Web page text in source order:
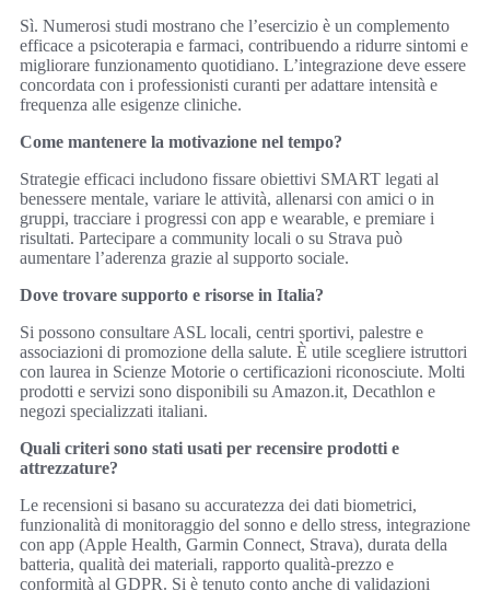
Sì. Numerosi studi mostrano che l’esercizio è un complemento
efficace a psicoterapia e farmaci, contribuendo a ridurre sintomi e
migliorare funzionamento quotidiano. L’integrazione deve essere
concordata con i professionisti curanti per adattare intensità e
frequenza alle esigenze cliniche.
Come mantenere la motivazione nel tempo?
Strategie efficaci includono fissare obiettivi SMART legati al
benessere mentale, variare le attività, allenarsi con amici o in
gruppi, tracciare i progressi con app e wearable, e premiare i
risultati. Partecipare a community locali o su Strava può
aumentare l’aderenza grazie al supporto sociale.
Dove trovare supporto e risorse in Italia?
Si possono consultare ASL locali, centri sportivi, palestre e
associazioni di promozione della salute. È utile scegliere istruttori
con laurea in Scienze Motorie o certificazioni riconosciute. Molti
prodotti e servizi sono disponibili su Amazon.it, Decathlon e
negozi specializzati italiani.
Quali criteri sono stati usati per recensire prodotti e
attrezzature?
Le recensioni si basano su accuratezza dei dati biometrici,
funzionalità di monitoraggio del sonno e dello stress, integrazione
con app (Apple Health, Garmin Connect, Strava), durata della
batteria, qualità dei materiali, rapporto qualità-prezzo e
conformità al GDPR. Si è tenuto conto anche di validazioni